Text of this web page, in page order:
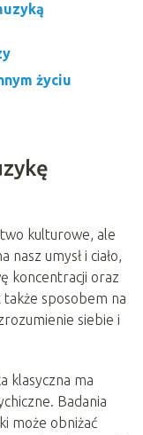
życiu
kulturowe, ale
nasz umysł i ciało,
koncentracji oraz
sposobem na
siebie i
klasyczna ma
Badania
może obniżać